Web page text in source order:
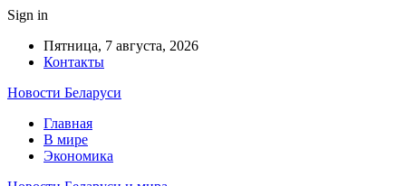
Sign in
Пятница, 7 августа, 2026
Контакты
Новости Беларуси
Главная
В мире
Экономика